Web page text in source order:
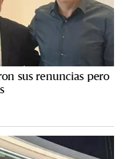
sus renuncias pero